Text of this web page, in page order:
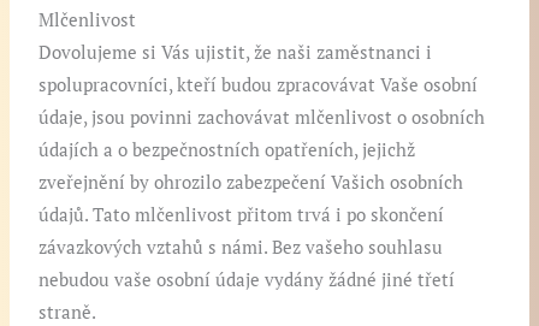
Mlčenlivost
Dovolujeme si Vás ujistit, že naši zaměstnanci i
spolupracovníci, kteří budou zpracovávat Vaše osobní
údaje, jsou povinni zachovávat mlčenlivost o osobních
údajích a o bezpečnostních opatřeních, jejichž
zveřejnění by ohrozilo zabezpečení Vašich osobních
údajů. Tato mlčenlivost přitom trvá i po skončení
závazkových vztahů s námi. Bez vašeho souhlasu
nebudou vaše osobní údaje vydány žádné jiné třetí
straně.